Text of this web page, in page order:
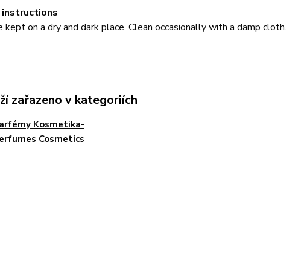
instructions
kept on a dry and dark place. Clean occasionally with a damp cloth.
zařazeno v kategoriích
Kosmetika-
Cosmetics